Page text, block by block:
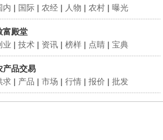
内 | 国际 | 农经 | 人物 | 农村 | 曝光
富殿堂
业 | 技术 | 资讯 | 榜样 | 点睛 | 宝典
产品交易
求 | 产品 | 市场 | 行情 | 报价 | 批发